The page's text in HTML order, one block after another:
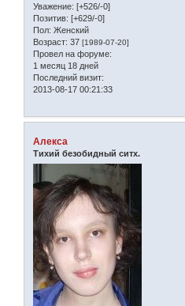
Уважение: [+526/-0]
Позитив: [+629/-0]
Пол: Женский
Возраст: 37 [1989-07-20]
Провел на форуме:
1 месяц 18 дней
Последний визит:
2013-08-17 00:21:33
Алекса
Тихий безобидный ситх.